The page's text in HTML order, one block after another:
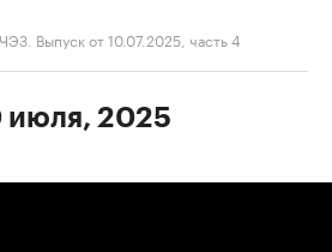
ЧЭЗ. Выпуск от 10.07.2025, часть 4
июля, 2025